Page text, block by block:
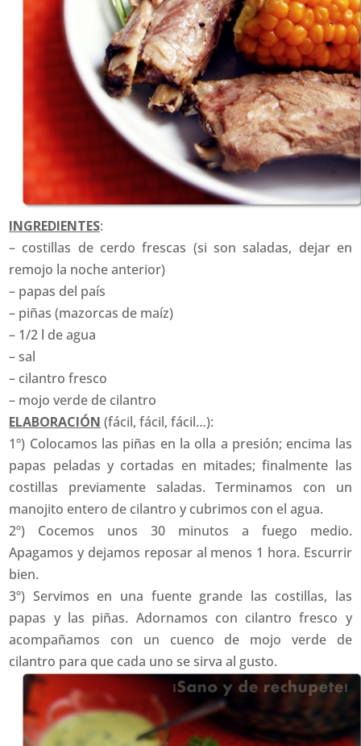
INGREDIENTES:
– costillas de cerdo frescas (si son saladas, dejar en
remojo la noche anterior)
– papas del país
– piñas (mazorcas de maíz)
– 1/2 l de agua
– sal
– cilantro fresco
– mojo verde de cilantro
ELABORACIÓN (fácil, fácil, fácil…):
1º) Colocamos las piñas en la olla a presión; encima las
papas peladas y cortadas en mitades; finalmente las
costillas previamente saladas. Terminamos con un
manojito entero de cilantro y cubrimos con el agua.
2º) Cocemos unos 30 minutos a fuego medio.
Apagamos y dejamos reposar al menos 1 hora. Escurrir
bien.
3º) Servimos en una fuente grande las costillas, las
papas y las piñas. Adornamos con cilantro fresco y
acompañamos con un cuenco de mojo verde de
cilantro para que cada uno se sirva al gusto.